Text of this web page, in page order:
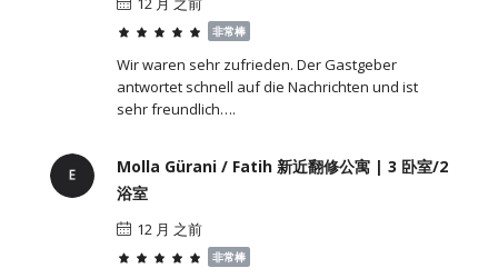
非常棒
Wir waren sehr zufrieden. Der Gastgeber
antwortet schnell auf die Nachrichten und ist
sehr freundlich….
Molla Gürani / Fatih 新近翻修公寓 | 3 卧室/2
浴室
12 月 之前
非常棒